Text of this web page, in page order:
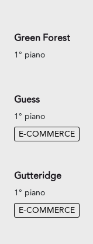
Green Forest
1° piano
Guess
1° piano
E-COMMERCE
Gutteridge
1° piano
E-COMMERCE